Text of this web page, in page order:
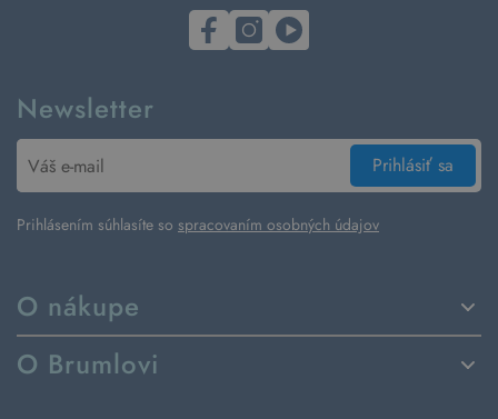
O nákupe
Spôsoby dodania a platby
Vrátenie tovaru a reklamácia
O Brumlovi
Newsletter
Prihlásiť sa
Prihlásením súhlasíte so spracovaním osobných údajov